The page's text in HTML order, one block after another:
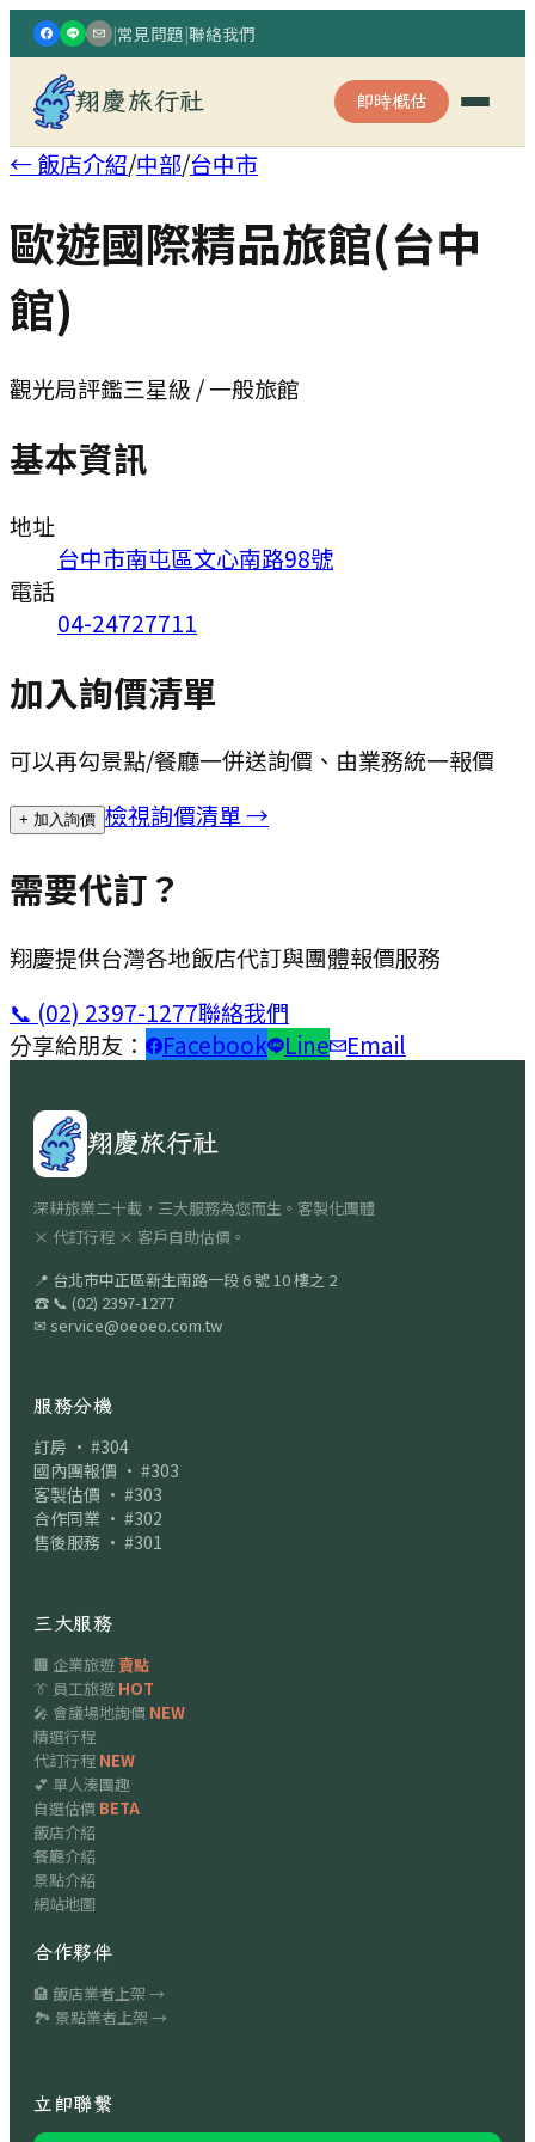
|常見問題|聯絡我們
翔慶旅行社 即時概估
← 飯店介紹/中部/台中市
歐遊國際精品旅館(台中
館)
觀光局評鑑三星級 / 一般旅館
基本資訊
地址
台中市南屯區文心南路98號
電話
04-24727711
加入詢價清單
可以再勾景點/餐廳一併送詢價、由業務統一報價
+ 加入詢價 檢視詢價清單 →
需要代訂？
翔慶提供台灣各地飯店代訂與團體報價服務
📞 (02) 2397-1277聯絡我們
分享給朋友：
Facebook Line Email
翔慶旅行社
深耕旅業二十載，三大服務為您而生。客製化團體
× 代訂行程 × 客戶自助估價。
📍 台北市中正區新生南路一段 6 號 10 樓之 2
☎ 📞 (02) 2397-1277
✉ service@oeoeo.com.tw
服務分機
訂房 · #304
國內團報價 · #303
客製估價 · #303
合作同業 · #302
售後服務 · #301
三大服務
🏢 企業旅遊賣點
👔 員工旅遊 HOT
🎤 會議場地詢價 NEW
精選行程
代訂行程 NEW
💕 單人湊團趣
自選估價 BETA
飯店介紹
餐廳介紹
景點介紹
網站地圖
合作夥伴
🏨 飯店業者上架 →
🏞 景點業者上架 →
立即聯繫